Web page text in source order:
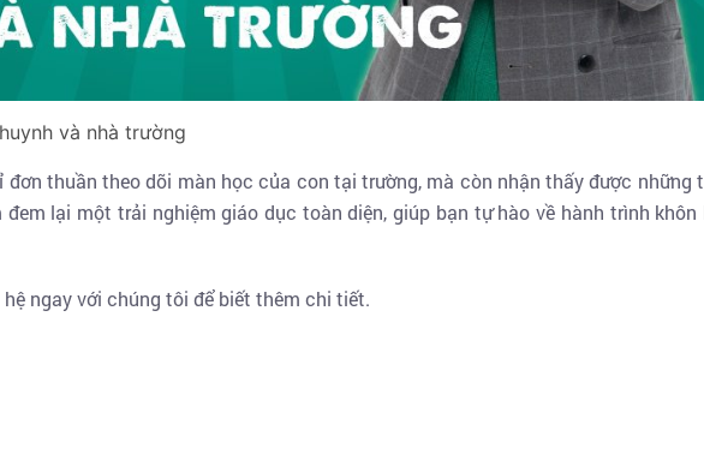
và nhà trường
đơn thuần theo dõi màn học của con tại trường, mà còn nhận thấy được những
lại một trải nghiệm giáo dục toàn diện, giúp bạn tự hào về hành trình khôn
hệ ngay với chúng tôi để biết thêm chi tiết.